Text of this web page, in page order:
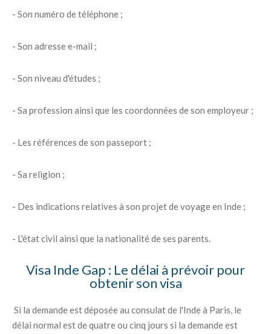
- Son numéro de téléphone ;
- Son adresse e-mail ;
- Son niveau d'études ;
- Sa profession ainsi que les coordonnées de son employeur ;
- Les références de son passeport ;
- Sa religion ;
- Des indications relatives à son projet de voyage en Inde ;
- L'état civil ainsi que la nationalité de ses parents.
Visa Inde Gap : Le délai à prévoir pour
obtenir son visa
Si la demande est déposée au consulat de l'Inde à Paris, le
délai normal est de quatre ou cinq jours si la demande est